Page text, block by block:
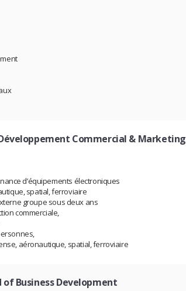
Commercial & Marketing
d’équipements électroniques
spatial, ferroviaire
groupe sous deux ans
commerciale,
aéronautique, spatial, ferroviaire
of Business Development